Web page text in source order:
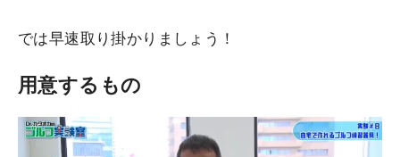
では早速取り掛かりましょう！
用意するもの